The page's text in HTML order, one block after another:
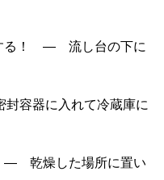
る！ ― 流し台の下に
容器に入れて冷蔵庫に
― 乾燥した場所に置い